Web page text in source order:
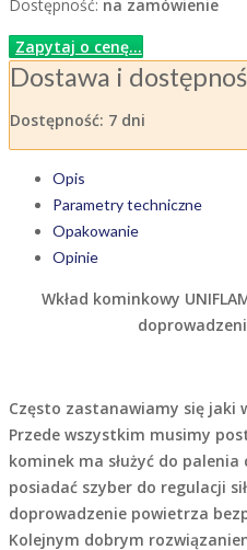
Dostępność: na zamówienie
Zapytaj o cenę...
Dostawa i
Dostępność: 7 dni
Opis
Parametry techniczne
Opakowanie
Opinie
Wkład kominkowy
Często zastanawiamy się jaki
Przede wszystkim musimy
kominek ma służyć do palenia
posiadać szyber do regulacji
doprowadzenie powietrza
Kolejnym dobrym